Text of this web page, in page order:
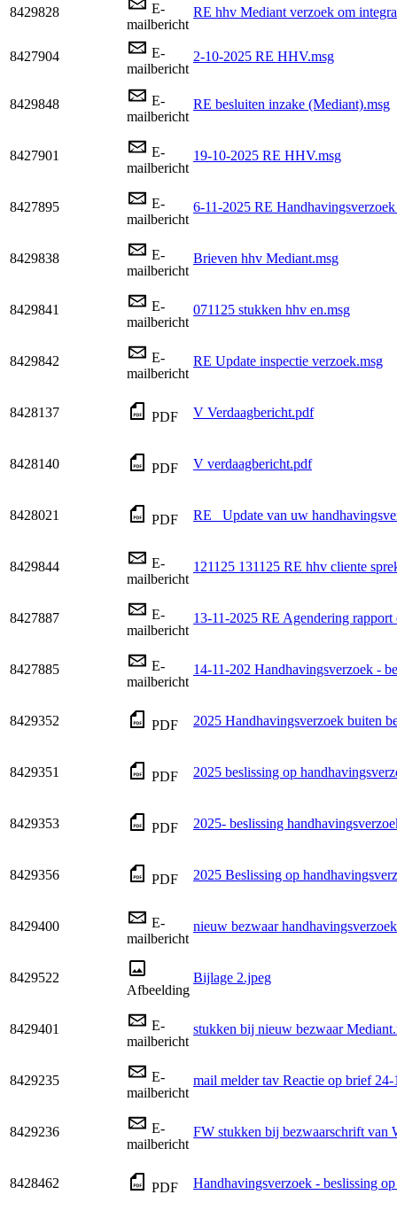
8429828
E-
mailbericht
RE hhv Mediant verzoek om
8427904
E-
mailbericht
2-10-2025 RE HHV.msg
8429848
E-
mailbericht
RE besluiten inzake (Mediant).msg
8427901
E-
mailbericht
19-10-2025 RE HHV.msg
8427895
E-
mailbericht
6-11-2025 RE
8429838
E-
mailbericht
Brieven hhv Mediant.msg
8429841
E-
mailbericht
071125 stukken hhv en.msg
8429842
E-
mailbericht
RE Update inspectie verzoek.msg
8428137 PDF V Verdaagbericht.pdf
8428140 PDF V verdaagbericht.pdf
8428021 PDF RE_ Update van uw
8429844
E-
mailbericht
121125 131125 RE hhv cliente
8427887
E-
mailbericht
13-11-2025 RE Agendering
8427885
E-
mailbericht
14-11-202 Handhavingsverzoek -
8429352 PDF 2025 Handhavingsverzoek buiten
8429351 PDF 2025 beslissing op
8429353 PDF 2025- beslissing
8429356 PDF 2025 Beslissing op
8429400
E-
mailbericht
nieuw bezwaar
8429522
Afbeelding
Bijlage 2.jpeg
8429401
E-
mailbericht
stukken bij nieuw bezwaar
8429235
E-
mailbericht
mail melder tav Reactie op brief 24-
8429236
E-
mailbericht
FW stukken bij bezwaarschrift van
8428462 PDF Handhavingsverzoek - beslissing